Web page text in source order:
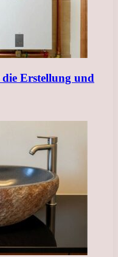
Erstellung und